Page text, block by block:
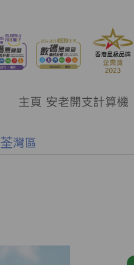
主頁 安老開支計算機
荃灣區